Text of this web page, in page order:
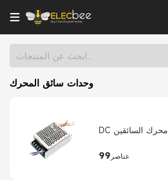
وحدات سائق المحرك
DC محرك السائقين
99 عناصر